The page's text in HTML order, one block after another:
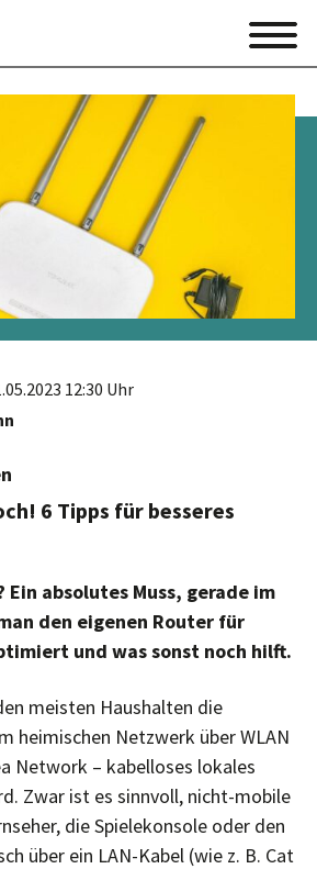
12:30 Uhr
6 Tipps für besseres
absolutes Muss, gerade im
den eigenen Router für
und was sonst noch hilft.
meisten Haushalten die
heimischen Netzwerk über WLAN
Network – kabelloses lokales
Zwar ist es sinnvoll, nicht-mobile
die Spielekonsole oder den
über ein LAN-Kabel (wie z. B. Cat